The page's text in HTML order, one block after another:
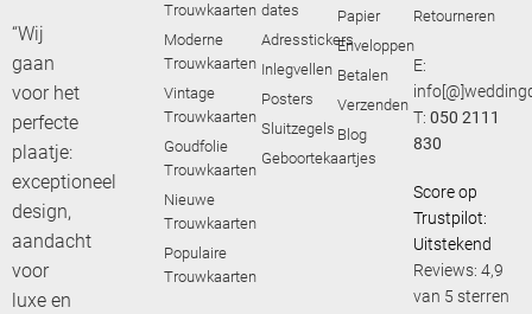
“Wij
gaan
voor het
perfecte
plaatje:
exceptioneel
design,
aandacht
voor
luxe en
Trouwkaarten
Moderne
Trouwkaarten
Vintage
Trouwkaarten
Goudfolie
Trouwkaarten
Nieuwe
Trouwkaarten
Populaire
Trouwkaarten
dates
Adresstickers
Inlegvellen
Posters
Sluitzegels
Geboortekaartjes
Papier
Enveloppen
Betalen
Verzenden
Blog
Retourneren
E:
T:050 2111
830
Score op
Trustpilot:
Uitstekend
Reviews: 4,9
van 5 sterren